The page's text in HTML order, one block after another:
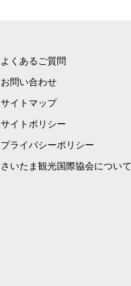
よくあるご質問
お問い合わせ
サイトマップ
サイトポリシー
プライバシーポリシー
さいたま観光国際協会について